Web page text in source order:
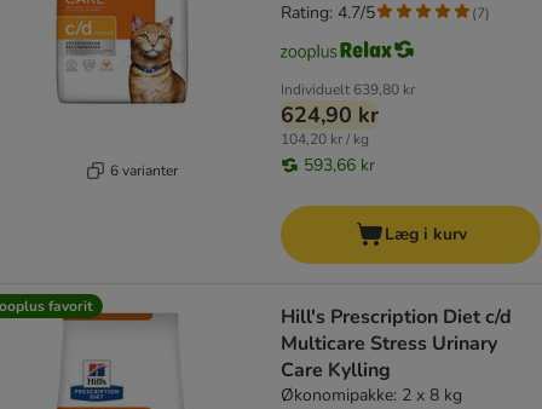
6 varianter
Individuelt 639,80 kr
624,90 kr
104,20 kr / kg
593,66 kr
Rating: 4.7/5 (7)
Læg i kurv
favorit
Hill's Prescription Diet c/d
Multicare Stress Urinary
Care Kylling
Økonomipakke: 2 x 8 kg